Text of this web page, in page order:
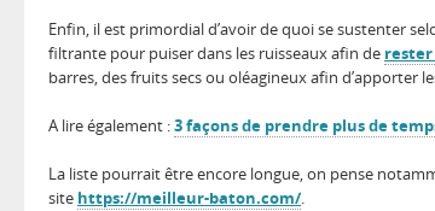
Enfin, il est primordial d’avoir de quoi se sustenter
filtrante pour puiser dans les ruisseaux afin de
barres, des fruits secs ou oléagineux afin d’apporter
A lire également :3 façons de prendre plus de
La liste pourrait être encore longue, on pense
site https://meilleur-baton.com/.